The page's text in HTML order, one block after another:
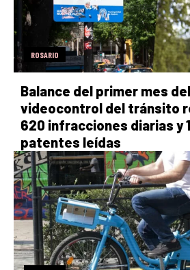
ROSARIO
Balance del primer mes
videocontrol del tránsito
620 infracciones diarias y
patentes leídas